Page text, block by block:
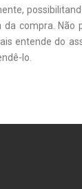
da compra. Não
entende do
lo.